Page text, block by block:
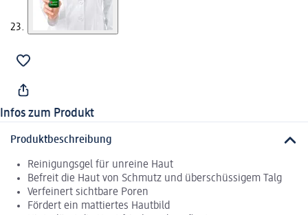
Infos zum Produkt
Produktbeschreibung
Reinigungsgel für unreine Haut
Befreit die Haut von Schmutz und überschüssigem Talg
Verfeinert sichtbare Poren
Fördert ein mattiertes Hautbild